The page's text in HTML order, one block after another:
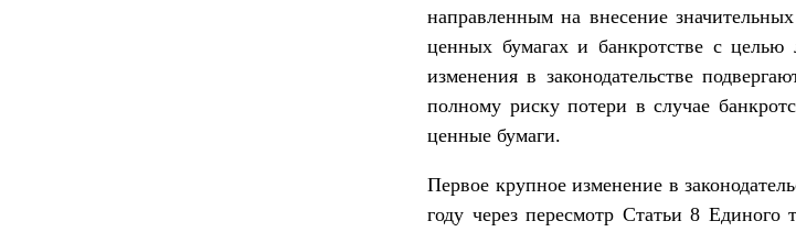
направленным на внесение
ценных бумагах и банкротстве с целью
изменения в законодательстве
полному риску потери в случае
ценные бумаги.
Первое крупное изменение в
году через пересмотр Статьи 8 Единого